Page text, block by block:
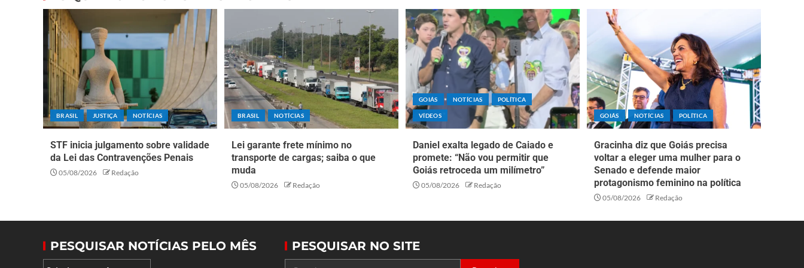
BRASIL JUSTIÇA NOTÍCIAS
STF inicia julgamento sobre validade
da Lei das Contravenções Penais
05/08/2026 Redação
BRASIL NOTÍCIAS
Lei garante frete mínimo no
transporte de cargas; saiba o que
muda
05/08/2026 Redação
GOIÁS NOTÍCIAS POLÍTICA
VÍDEOS
Daniel exalta legado de Caiado e
promete: “Não vou permitir que
Goiás retroceda um milímetro”
05/08/2026 Redação
GOIÁS NOTÍCIAS POLÍTICA
Gracinha diz que Goiás precisa
voltar a eleger uma mulher para o
Senado e defende maior
protagonismo feminino na política
05/08/2026 Redação
PESQUISAR NOTÍCIAS PELO MÊS PESQUISAR NO SITE